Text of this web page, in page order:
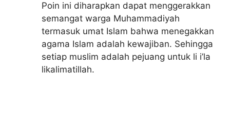
Poin ini diharapkan dapat menggerakkan
semangat warga Muhammadiyah
termasuk umat Islam bahwa menegakkan
agama Islam adalah kewajiban. Sehingga
setiap muslim adalah pejuang untuk li i’la
likalimatillah.